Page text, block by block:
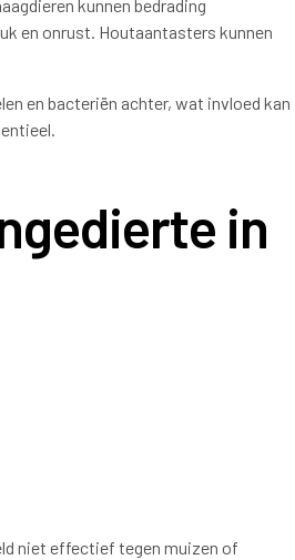
kunnen bedrading
en onrust. Houtaantasters kunnen
en bacteriën achter, wat invloed kan
in
niet effectief tegen muizen of